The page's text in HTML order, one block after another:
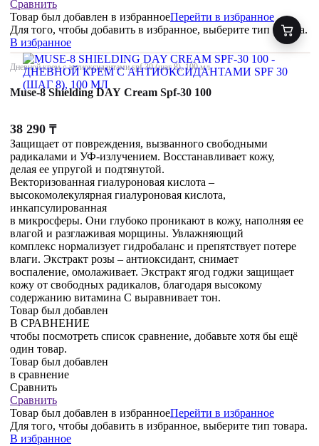
Сравнить
Товар был добавлен в избранноеПерейти в избранное
Для того, чтобы добавить в избранное, выберите тип товара.
В избранное
Дневной крем с антиоксидантами spf 30 (шаг 8), 100 мл
Muse-8 Shielding DAY Cream Spf-30 100
38 290 ₸
Защищает от повреждения, вызванного свободными
радикалами и УФ-излучением. Восстанавливает кожу,
делая ее упругой и подтянутой.
Векторизованная гиалуроновая кислота –
высокомолекулярная гиалуроновая кислота,
инкапсулированная
в микросферы. Они глубоко проникают в кожу, наполняя ее
влагой и разглаживая морщины. Увлажняющий
комплекс нормализует гидробаланс и препятствует потере
влаги. Экстракт розы – антиоксидант, снимает
воспаление, омолаживает. Экстракт ягод годжи защищает
кожу от свободных радикалов, благодаря высокому
содержанию витамина С выравнивает тон.
Товар был добавлен
В СРАВНЕНИЕ
чтобы посмотреть список сравнение, добавьте хотя бы ещё
один товар.
Товар был добавлен
в сравнение
Сравнить
Сравнить
Товар был добавлен в избранноеПерейти в избранное
Для того, чтобы добавить в избранное, выберите тип товара.
В избранное